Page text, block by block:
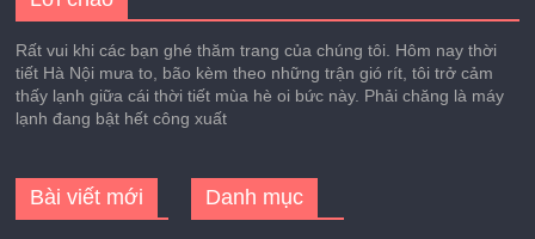
Rất vui khi các bạn ghé thăm trang của chúng tôi. Hôm nay thời
tiết Hà Nội mưa to, bão kèm theo những trận gió rít, tôi trở cảm
thấy lạnh giữa cái thời tiết mùa hè oi bức này. Phải chăng là máy
lạnh đang bật hết công xuất
Bài viết mới Danh mục